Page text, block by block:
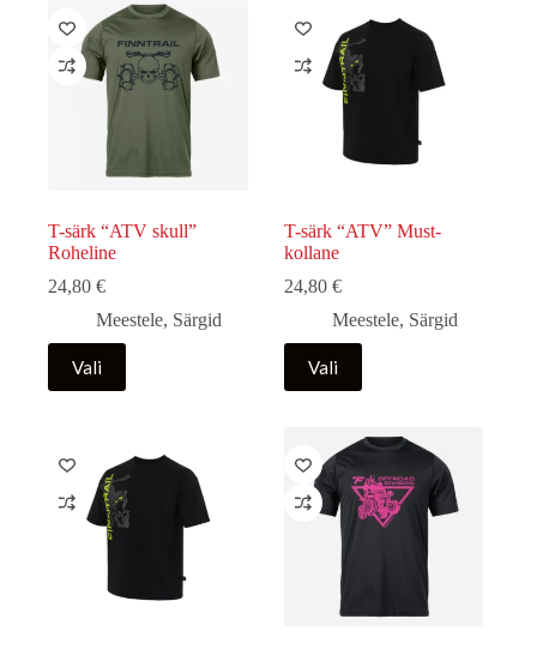
Valikuid
teha
tootelehel.
Valikuid
teha
tootelehel.
T-särk “ATV skull”
Roheline
24,80 €
Meestele, Särgid
Vali
Sellel
tootel
on
Valikuid
teha
tootelehel.
T-särk “ATV” Must-
kollane
24,80 €
Meestele, Särgid
Vali
Sellel
tootel
on
Valikuid
saab
teha
tootelehel.